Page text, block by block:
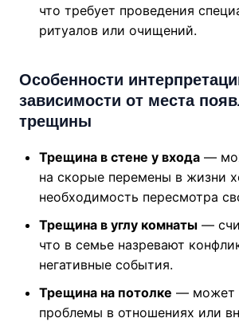
что требует проведения
ритуалов или очищений.
Особенности
зависимости от места
трещины
Трещина в стене у входа—
на скорые перемены в жизни
необходимость пересмотра
Трещина в углу комнаты—
что в семье назревают
негативные события.
Трещина на потолке — может
проблемы в отношениях или